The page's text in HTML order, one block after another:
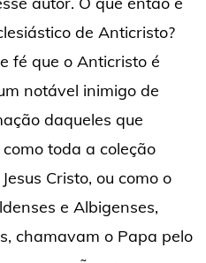
de Anticristo?
fé que o Anticristo é
notável inimigo de
daqueles que
toda a coleção
Cristo, ou como o
e Albigenses,
chamavam o Papa pelo